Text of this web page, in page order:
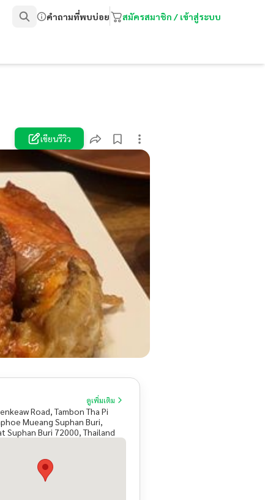
คำถามที่พบบ่อย สมัครสมาชิก / เข้าสู่ระบบ
เขียนรีวิว
ดูเพิ่มเติม
Road, Tambon Tha Pi
Mueang Suphan Buri,
Suphan Buri 72000, Thailand